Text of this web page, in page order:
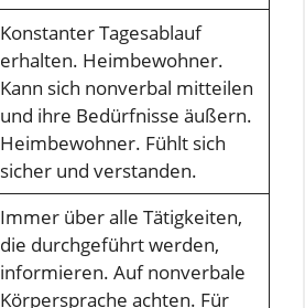
Konstanter Tagesablauf
erhalten. Heimbewohner.
Kann sich nonverbal mitteilen
und ihre Bedürfnisse äußern.
Heimbewohner. Fühlt sich
sicher und verstanden.
Immer über alle Tätigkeiten,
die durchgeführt werden,
informieren. Auf nonverbale
Körpersprache achten. Für